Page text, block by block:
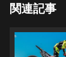
関連記事